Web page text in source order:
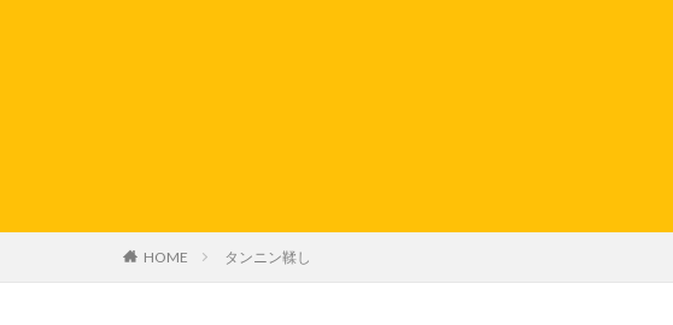
HOME タンニン鞣し